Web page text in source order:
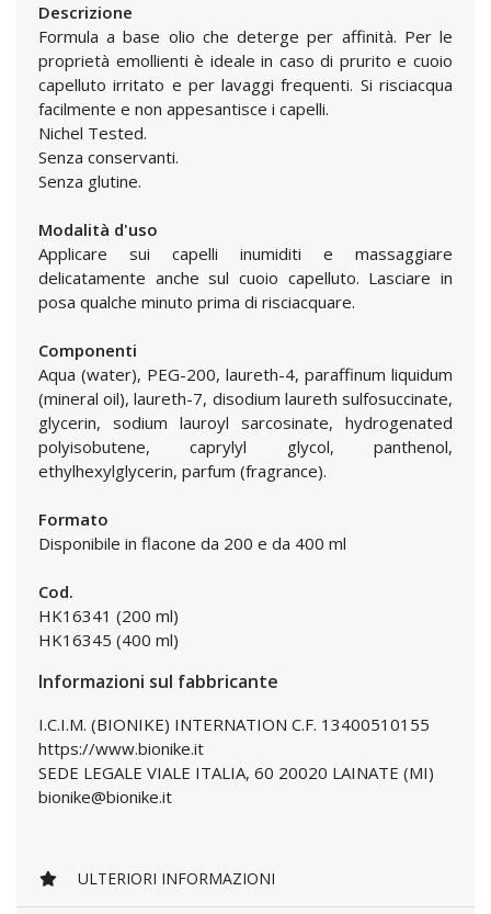
Descrizione
Formula a base olio che deterge per affinità. Per le
proprietà emollienti è ideale in caso di prurito e cuoio
capelluto irritato e per lavaggi frequenti. Si risciacqua
facilmente e non appesantisce i capelli.
Nichel Tested.
Senza conservanti.
Senza glutine.
Modalità d'uso
Applicare sui capelli inumiditi e massaggiare
delicatamente anche sul cuoio capelluto. Lasciare in
posa qualche minuto prima di risciacquare.
Componenti
Aqua (water), PEG-200, laureth-4, paraffinum liquidum
(mineral oil), laureth-7, disodium laureth sulfosuccinate,
glycerin, sodium lauroyl sarcosinate, hydrogenated
polyisobutene, caprylyl glycol, panthenol,
ethylhexylglycerin, parfum (fragrance).
Formato
Disponibile in flacone da 200 e da 400 ml
Cod.
HK16341 (200 ml)
HK16345 (400 ml)
Informazioni sul fabbricante
I.C.I.M. (BIONIKE) INTERNATION C.F. 13400510155
https://www.bionike.it
SEDE LEGALE VIALE ITALIA, 60 20020 LAINATE (MI)
bionike@bionike.it
ULTERIORI INFORMAZIONI